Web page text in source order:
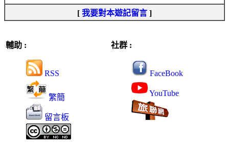
[ 我要對本遊記留言 ]
輔助 :
RSS
繁簡
留言板
社群 :
FaceBook
YouTube